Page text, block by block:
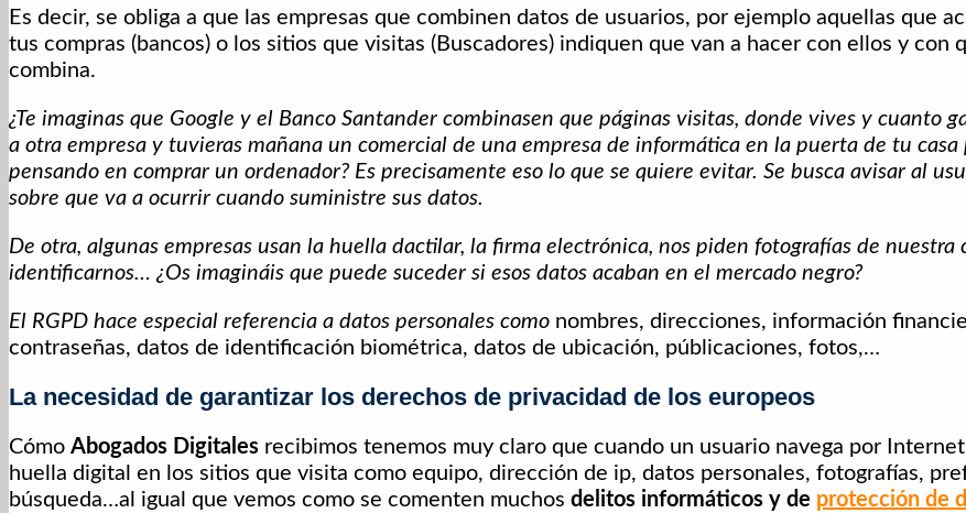
Es decir, se obliga a que las empresas que combinen datos de usuarios, por ejemplo aquellas que
tus compras (bancos) o los sitios que visitas (Buscadores) indiquen que van a hacer con ellos y con
combina.
¿Te imaginas que Google y el Banco Santander combinasen que páginas visitas, donde vives y cuanto
a otra empresa y tuvieras mañana un comercial de una empresa de informática en la puerta de tu casa
pensando en comprar un ordenador? Es precisamente eso lo que se quiere evitar. Se busca avisar al
sobre que va a ocurrir cuando suministre sus datos.
De otra, algunas empresas usan la huella dactilar, la firma electrónica, nos piden fotografías de nuestra
identificarnos… ¿Os imagináis que puede suceder si esos datos acaban en el mercado negro?
El RGPD hace especial referencia a datos personales como nombres, direcciones, información
contraseñas, datos de identificación biométrica, datos de ubicación, públicaciones, fotos,…
La necesidad de garantizar los derechos de privacidad de los europeos
Cómo Abogados Digitales recibimos tenemos muy claro que cuando un usuario navega por
huella digital en los sitios que visita como equipo, dirección de ip, datos personales, fotografías,
búsqueda…al igual que vemos como se comenten muchos delitos informáticos y de protección de